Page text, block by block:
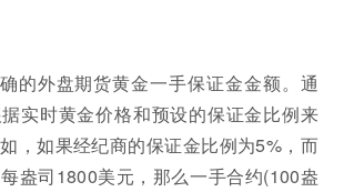
的外盘期货黄金一手保证金金额。通
实时黄金价格和预设的保证金比例来
，如果经纪商的保证金比例为5%，而
盎司1800美元，那么一手合约(100盎